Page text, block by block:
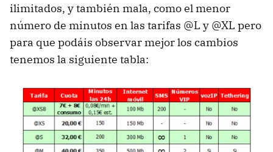
ilimitados, y también mala, como el menor
número de minutos en las tarifas @L y @XL pero
para que podáis observar mejor los cambios
tenemos la siguiente tabla: